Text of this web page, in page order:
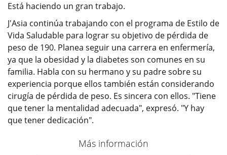
Está haciendo un gran trabajo.
J'Asia continúa trabajando con el programa de Estilo de
Vida Saludable para lograr su objetivo de pérdida de
peso de 190. Planea seguir una carrera en enfermería,
ya que la obesidad y la diabetes son comunes en su
familia. Habla con su hermano y su padre sobre su
experiencia porque ellos también están considerando
cirugía de pérdida de peso. Es sincera con ellos. "Tiene
que tener la mentalidad adecuada", expresó. "Y hay
que tener dedicación".
Más información